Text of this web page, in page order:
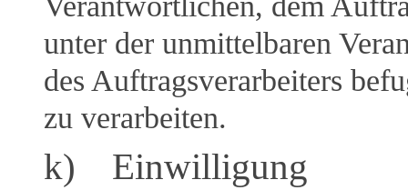
unter der unmittelbaren
des Auftragsverarbeiters
zu verarbeiten.
k) Einwilligung